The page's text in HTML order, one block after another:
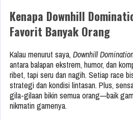
Kenapa Downhill
Favorit Banyak Orang
Kalau menurut saya, Downhill
antara balapan ekstrem, humor, dan
ribet, tapi seru dan nagih. Setiap race
strategi dan kondisi lintasan. Plus,
gila-gilaan bikin semua orang—baik
nikmatin gamenya.